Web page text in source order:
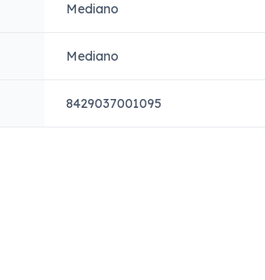
Mediano
Mediano
8429037001095